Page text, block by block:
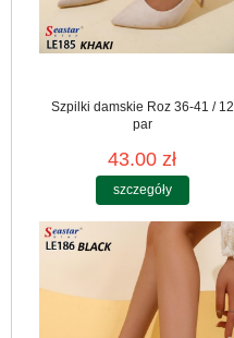
Szpilki damskie Roz 36-41 / 12
par
43.00 zł
szczegóły